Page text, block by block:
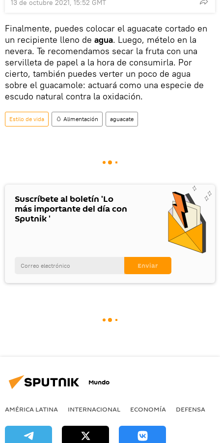
13 de octubre 2021, 15:52 GMT
Finalmente, puedes colocar el aguacate cortado en
un recipiente lleno de agua. Luego, mételo en la
nevera. Te recomendamos secar la fruta con una
servilleta de papel a la hora de consumirla. Por
cierto, también puedes verter un poco de agua
sobre el guacamole: actuará como una especie de
escudo natural contra la oxidación.
Estilo de vida 🥚 Alimentación aguacate
Suscríbete al boletín 'Lo
más importante del día con
Sputnik '
Mundo
AMÉRICA LATINA INTERNACIONAL ECONOMÍA DEFENSA